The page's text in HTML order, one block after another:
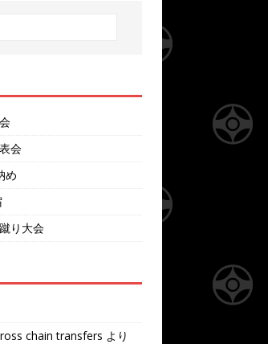
会
め
り大会
chain transfers より